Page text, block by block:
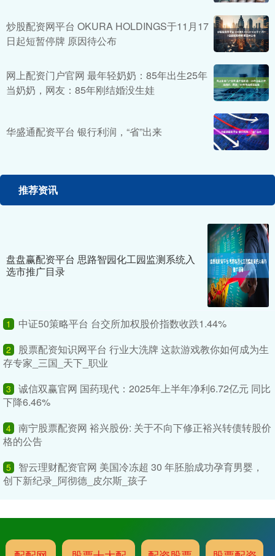
炒股配资网平台 OKURA HOLDINGS于11月17
日起短暂停牌 原因待公布
网上配资门户官网 最年轻奶奶：85年出生25年
当奶奶，网友：85年刚结婚没生娃
华盛通配资平台 银行利润，“省”出来
推荐资讯
盘盘赢配资平台 思路智园化工园监测系统入
选市推广目录
1 中证50策略平台 台交所加权股价指数收跌1.44%
2
股票配资知识网平台 行业大洗牌 这款游戏教你如何成为生
存专家_三国_天下_职业
3
诚信双赢官网 国药现代：2025年上半年净利6.72亿元 同比
下降6.46%
4 南宁股票配资网 裕兴股份: 关于不向下修正裕兴转债转股价
格的公告
5
智云理财配资官网 美国冷冻超 30 年胚胎成功孕育男婴，
创下新纪录_阿彻德_皮尔斯_孩子